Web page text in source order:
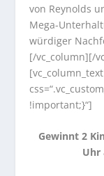
von Reynolds
Mega-
würdiger
[/vc_column][/
[vc_column_text
!important;}“]
Gewinnt 2
Uhr